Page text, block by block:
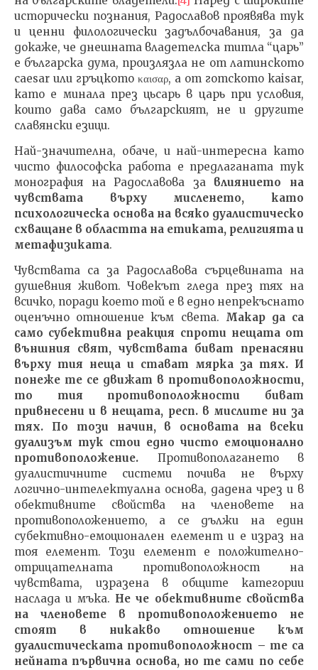
исторически познания, Радославов проявява тук
и ценни филологически задълбочавания, за да
докаже, че днешната владетелска титла “царь”
е българска дума, произлязла не от латинското
caesar или гръцкото καισαρ, а от готското kaisar,
като е минала през цьсарь в царь при условия,
които дава само българският, не и другите
славянски езици.
Най-значителна, обаче, и най-интересна като
чисто философска работа е предлаганата тук
монография на Радославова за влиянието на
чувствата върху мисленето, като
психологическа основа на всяко дуалистическо
схващане в областта на етиката, религията и
метафизиката.
Чувствата са за Радославова сърцевината на
душевния живот. Човекът гледа през тях на
всичко, поради което той е в едно непрекъснато
оценъчно отношение към света. Макар да са
само субективна реакция спроти нещата от
външния свят, чувствата биват пренасяни
върху тия неща и стават мярка за тях. И
понеже те се движат в противоположности,
то тия противоположности биват
привнесени и в нещата, респ. в мислите ни за
тях. По този начин, в основата на всеки
дуализъм тук стои едно чисто емоционално
противоположение. Противополагането в
дуалистичните системи почива не върху
логично-интелектуална основа, дадена чрез и в
обективните свойства на членовете на
противоположението, а се дължи на един
субективно-емоционален елемент и е израз на
тоя елемент. Този елемент е положително-
отрицателната противоположност на
чувствата, изразена в общите категории
наслада и мъка. Не че обективните свойства
на членовете в противоположението не
стоят в никакво отношение към
дуалистическата противоположност – те са
нейната първична основа, но те сами по себе